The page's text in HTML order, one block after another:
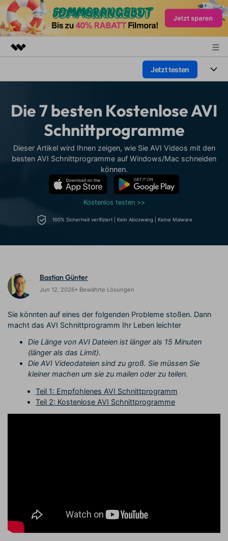
Dienstprogramme
Überblick
Presseraum
Jetzt testen
Plattformen
Funktionen
Assets
Video/Foto
Audio
Lösungen
Marketing & Business
Ressourcen
Video-Prompts
Über 100 heiße Video-
Videos erstellen
Meisterkurs
Videobearbeitungsfähigkeiten
Kickstart Bootcamp
Lernen, ausdrücken und
Videobearbeitungs-
Fähigkeiten mit Filmora
DIY-Spezialeffekte
können
Creator
Monetarisierungs-
Monetarisieren Sie
Ihren Einfluss mit Filmora
Freunde-werben-
Programm
Belohnungen erhalten
Erste Schritte
Unsere Mission, Geschichte
und Kunden
Nachrichten und
Kunden-Geschichten
Erfahren Sie, wie unsere
Kunden Erfolg haben
Affiliate-Programm
auf Unternehmensebene frei
Suchen
Die 7 besten Kostenlose AVI
Schnittprogramme
Dieser Artikel wird Ihnen zeigen, wie Sie AVI Videos mit den
besten AVI Schnittprogramme auf Windows/Mac schneiden
können.
Kostenlos testen >>
100% Sicherheit verifiziert | Kein Abozwang | Keine Malware
Bastian Günter
Jun 12, 2026• Bewährte Lösungen
Sie könnten auf eines der folgenden Probleme stoßen. Dann
macht das AVI Schnittprogramm Ihr Leben leichter
Die Länge von AVI Dateien ist länger als 15 Minuten
(länger als das Limit).
Die AVI Videodateien sind zu groß. Sie müssen Sie
kleiner machen um sie zu mailen oder zu teilen.
Teil 1: Empfohlenes AVI Schnittprogramm
Teil 2: Kostenlose AVI Schnittprogramme